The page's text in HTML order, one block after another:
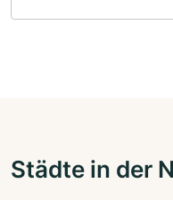
Städte in der